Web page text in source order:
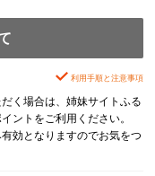
利用手順と注意事項
く場合は、姉妹サイトふる
ントをご利用ください。
効となりますのでお気をつ